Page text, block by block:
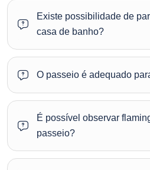
Existe possibilidade de
casa de banho?
O passeio é adequado
É possível observar
passeio?